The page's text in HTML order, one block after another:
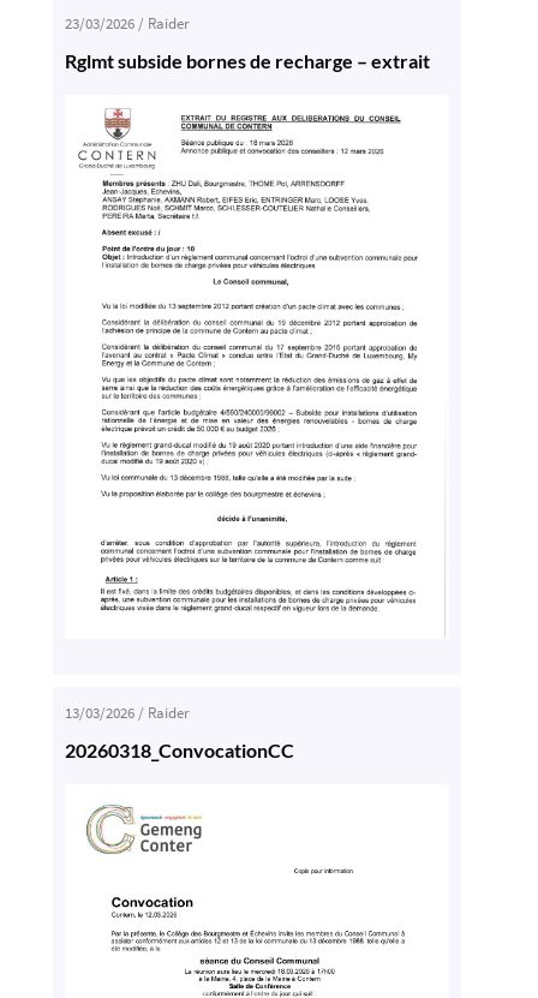
23/03/2026/ Raider
Rglmt subside bornes de recharge – extrait
13/03/2026/ Raider
20260318_ConvocationCC